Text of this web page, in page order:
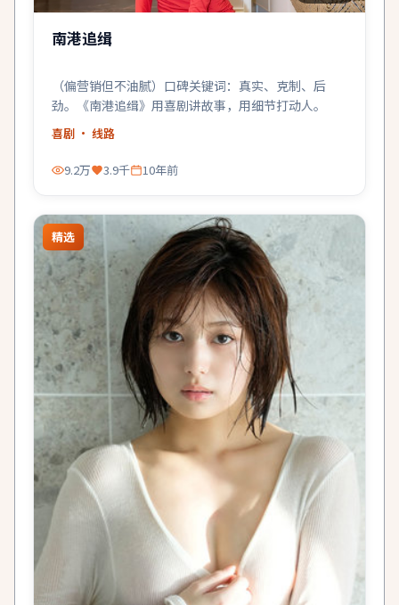
南港追缉
（偏营销但不油腻）口碑关键词：真实、克制、后
劲。《南港追缉》用喜剧讲故事，用细节打动人。
喜剧 · 线路
9.2万 3.9千 10年前
精选